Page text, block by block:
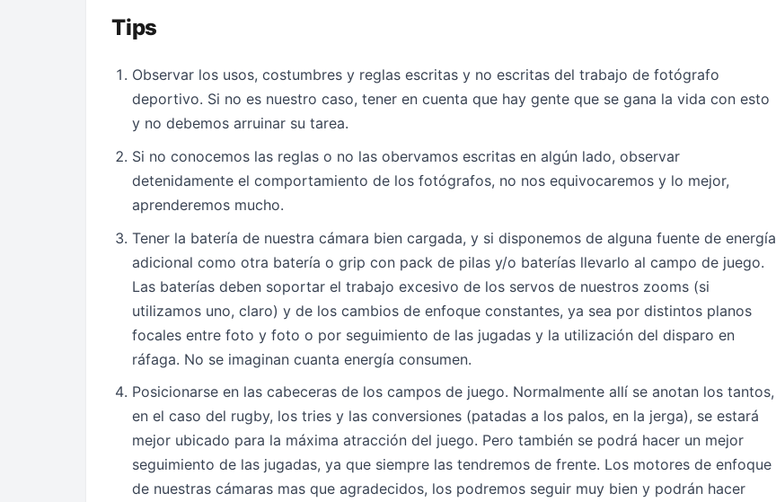
Tips
Observar los usos, costumbres y reglas escritas y no escritas del trabajo de fotógrafo
deportivo. Si no es nuestro caso, tener en cuenta que hay gente que se gana la vida con esto
y no debemos arruinar su tarea.
Si no conocemos las reglas o no las obervamos escritas en algún lado, observar
detenidamente el comportamiento de los fotógrafos, no nos equivocaremos y lo mejor,
aprenderemos mucho.
Tener la batería de nuestra cámara bien cargada, y si disponemos de alguna fuente de energía
adicional como otra batería o grip con pack de pilas y/o baterías llevarlo al campo de juego.
Las baterías deben soportar el trabajo excesivo de los servos de nuestros zooms (si
utilizamos uno, claro) y de los cambios de enfoque constantes, ya sea por distintos planos
focales entre foto y foto o por seguimiento de las jugadas y la utilización del disparo en
ráfaga. No se imaginan cuanta energía consumen.
Posicionarse en las cabeceras de los campos de juego. Normalmente allí se anotan los tantos,
en el caso del rugby, los tries y las conversiones (patadas a los palos, en la jerga), se estará
mejor ubicado para la máxima atracción del juego. Pero también se podrá hacer un mejor
seguimiento de las jugadas, ya que siempre las tendremos de frente. Los motores de enfoque
de nuestras cámaras mas que agradecidos, los podremos seguir muy bien y podrán hacer